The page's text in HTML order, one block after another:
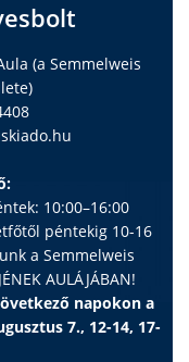
(a Semmelweis
10:00–16:00
péntekig 10-16
a Semmelweis
AULÁJÁBAN!
napokon a
7., 12-14, 17-